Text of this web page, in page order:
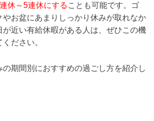
休～5連休にする ことも可能です。ゴ
やお盆にあまりしっかり休みが取れなか
が近い有給休暇がある人は、ぜひこの機
ださい。
の期間別におすすめの過ごし方を紹介し